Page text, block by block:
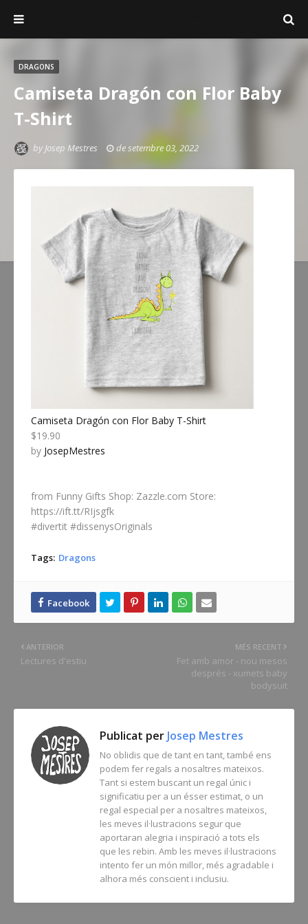
DRAGONS
Camiseta Dragón con Flor Baby
T-Shirt
by Josep Mestres de setembre 03, 2022
Camiseta Dragón con Flor Baby T-Shirt
$19.90
by JosepMestres
from Funny Gifts Shop: Zazzle.com Store:
https://ift.tt/RIjsgfk
#divertit #dissenysOriginals
Tags: Dragons
MÉS RECENT
Fet amb amor - nou mesos
després - xumets baby
bodysuit
ANTERIOR
Lectures d'estiu
Publicat per Josep Mestres
No oblidis que de tant en tant, també ens
podem fer regals a nosaltres mateixos.
Tant si estem buscant un regal únic i
significatiu per a un ésser estimat, o un
regal especial per a nosaltres mateixos,
les meves il·lustracions segur que
aportaran alegria i inspiració a tots els
que les rebin. Amb les meves il·lustracions
intento fer un món millor, més agradable i
alhora més conscient i inclusiu.